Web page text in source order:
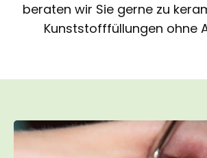
beraten wir Sie gerne zu
Kunststofffüllungen ohne